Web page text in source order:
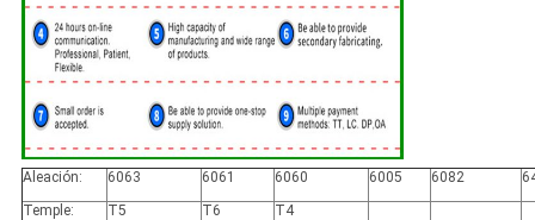
Aleación: 6063 6061 6060 6005 6082
Temple:
T5 T6
T4